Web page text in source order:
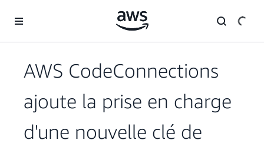
AWS CodeConnections
ajoute la prise en charge
d'une nouvelle clé de